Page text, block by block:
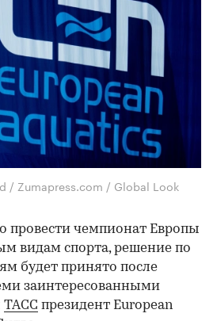
/ Zumapress.com / Global Look
провести чемпионат Европы
видам спорта, решение по
будет принято после
заинтересованными
ТАСС президент European